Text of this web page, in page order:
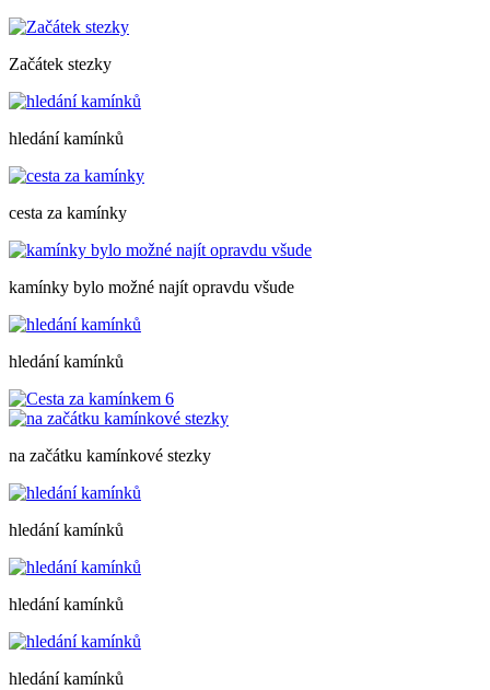
Začátek stezky
hledání kamínků
cesta za kamínky
kamínky bylo možné najít opravdu všude
hledání kamínků
na začátku kamínkové stezky
hledání kamínků
hledání kamínků
hledání kamínků